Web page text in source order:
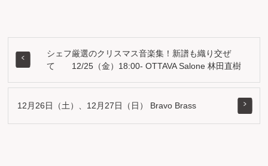
シェフ厳選のクリスマス音楽集！新譜も織り交ぜ
て 12/25（金）18:00- OTTAVA Salone 林田直樹
12月26日（土）、12月27日（日） Bravo Brass